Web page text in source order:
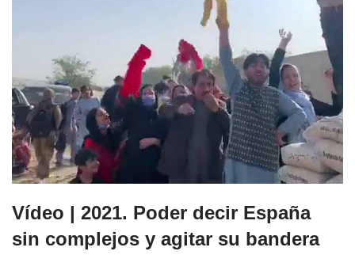
Vídeo | 2021. Poder decir España
sin complejos y agitar su bandera